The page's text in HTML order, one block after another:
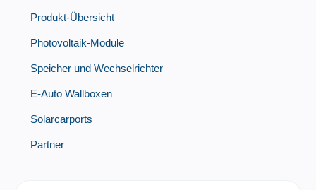
Produkt-Übersicht
Photovoltaik-Module
Speicher und Wechselrichter
E-Auto Wallboxen
Solarcarports
Partner